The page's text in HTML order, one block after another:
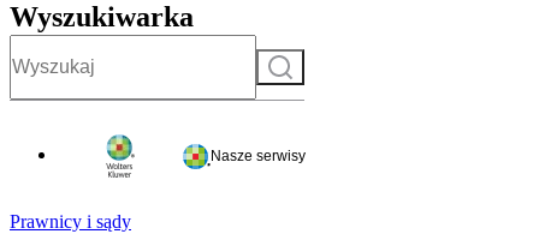
Wyszukiwarka
Szukaj
Nasze serwisy
Prawnicy i sądy